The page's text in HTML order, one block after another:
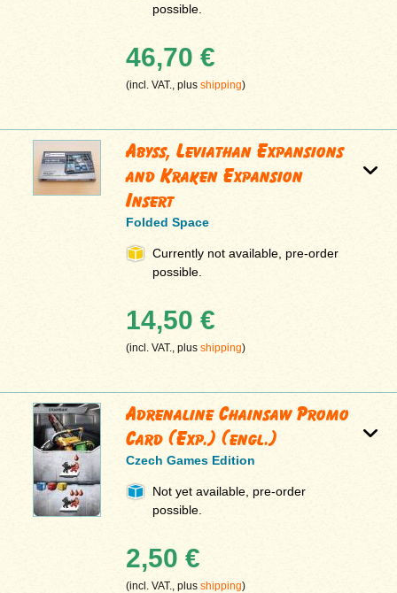
possible.
46,70 €
(incl. VAT., plusshipping)
Abyss, Leviathan Expansions
and Kraken Expansion
Insert
Folded Space
Currently not available, pre-order
possible.
14,50 €
(incl. VAT., plusshipping)
Adrenaline Chainsaw Promo
Card (Exp.) (engl.)
Czech Games Edition
Not yet available, pre-order
possible.
2,50 €
(incl. VAT., plusshipping)